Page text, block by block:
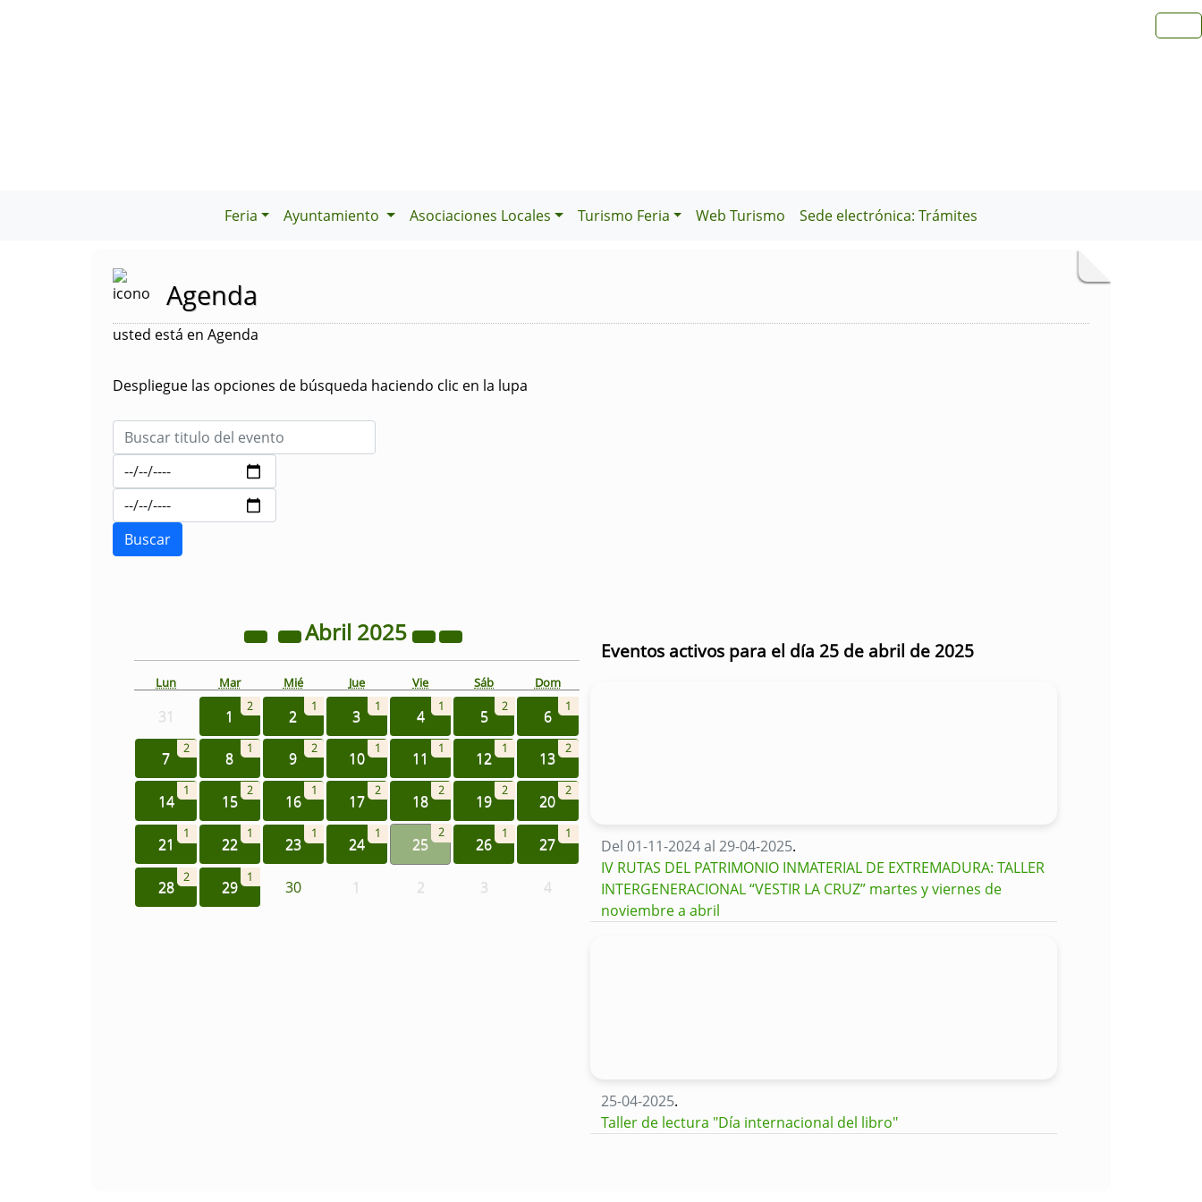
Feria Ayuntamiento Asociaciones Locales Turismo Feria Web Turismo Sede electrónica: Trámites
Agenda
usted está en Agenda
Despliegue las opciones de búsqueda haciendo clic en la lupa
Abril 2025
Lun Mar Mié Jue Vie Sáb Dom
31 1
2
2
1
3
1
4
1
5
2
6
1
7
2
8
1
9
2
10
1
11
1
12
1
13
2
14
1
15
2
16
1
17
2
18
2
19
2
20
2
21
1
22
1
23
1
24
1
25
2
26
1
27
1
28
2
29
1
30 1 2 3 4
Eventos activos para el día 25 de abril de 2025
Del 01-11-2024 al 29-04-2025.
IV RUTAS DEL PATRIMONIO INMATERIAL DE EXTREMADURA: TALLER
INTERGENERACIONAL “VESTIR LA CRUZ” martes y viernes de
noviembre a abril
25-04-2025.
Taller de lectura "Día internacional del libro"